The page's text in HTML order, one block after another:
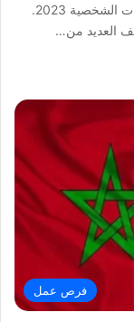
يقوم مركز CMI المغرب بتوظيف العديد من الملفات الشخصية 2023.
فرص عمل